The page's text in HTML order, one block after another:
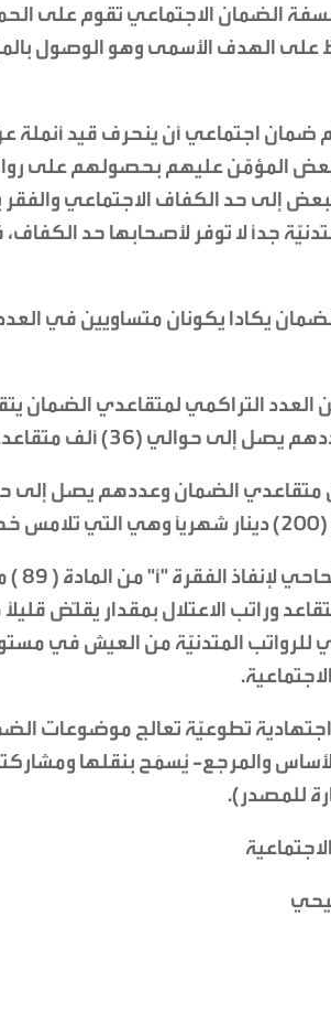
الضمان الاجتماعي تقوم على
على الهدف الأسمى وهو الوصول
ضمان اجتماعي أن ينحرف قيد أنملة عن
المؤمّن عليهم بحصولهم على
إلى حد الكفاف الاجتماعي
جداً لا توفر لأصحابها حد
يكادا يكونان متساويين في
(9.4%) من العدد التراكمي لمتقاعدي
من
وراتب الاعتلال بمقدار يقلّض
للرواتب المتدنيّة من العيش في
تطوعيّة تعالج موضوعات
والمرجع- يُسمَح بنقلها
للمصدر).